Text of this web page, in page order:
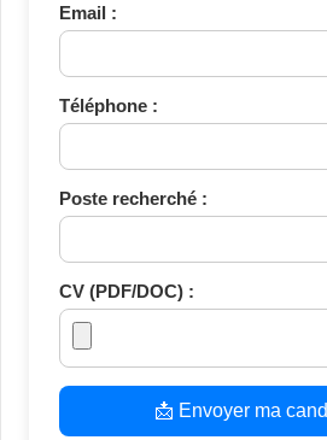
Email :
Téléphone :
Poste recherché :
CV (PDF/DOC) :
📩 Envoyer ma